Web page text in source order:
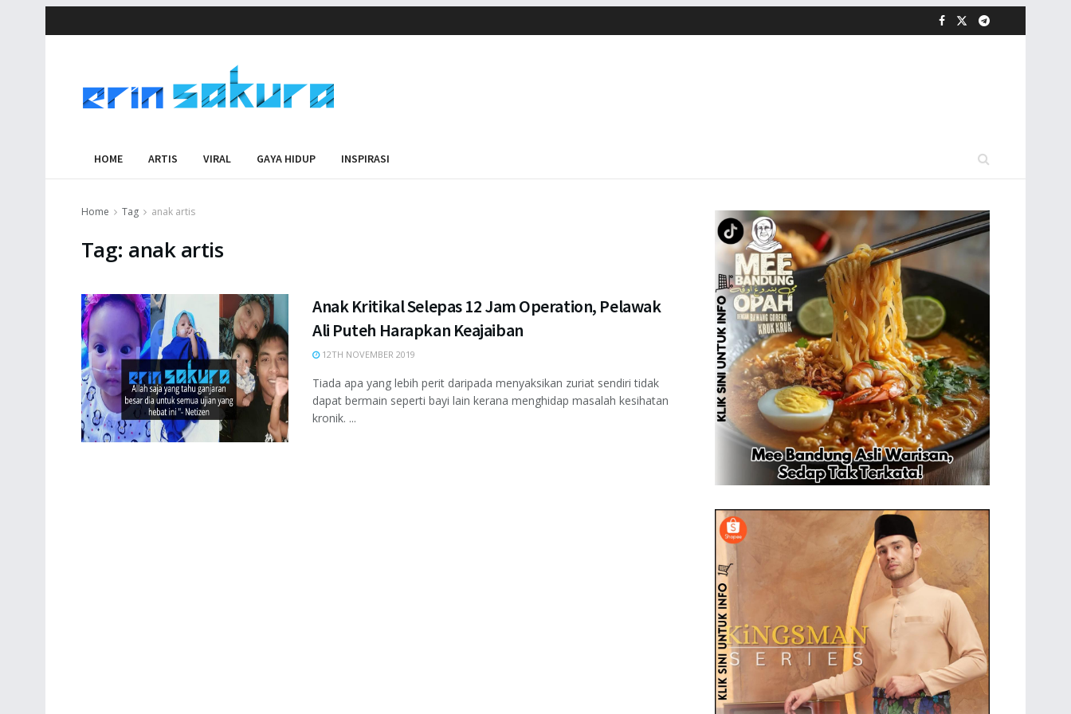
HOME ARTIS VIRAL GAYA HIDUP INSPIRASI
Home Tag anak artis
Tag: anak artis
Anak Kritikal Selepas 12 Jam Operation, Pelawak
Ali Puteh Harapkan Keajaiban
12TH NOVEMBER 2019
Tiada apa yang lebih perit daripada menyaksikan zuriat sendiri tidak
dapat bermain seperti bayi lain kerana menghidap masalah kesihatan
kronik. ...